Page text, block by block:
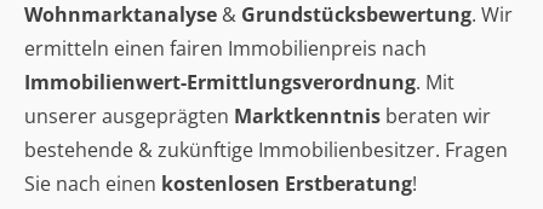
Wohnmarktanalyse & Grundstücksbewertung. Wir
ermitteln einen fairen Immobilienpreis nach
Immobilienwert-Ermittlungsverordnung. Mit
unserer ausgeprägten Marktkenntnis beraten wir
bestehende & zukünftige Immobilienbesitzer. Fragen
Sie nach einen kostenlosen Erstberatung!